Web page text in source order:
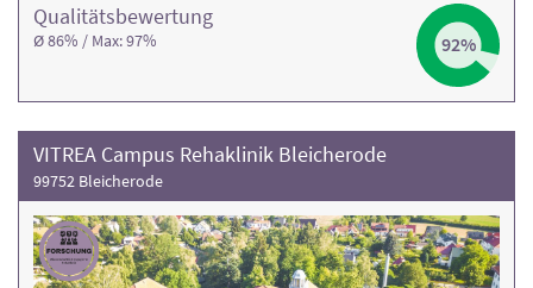
Qualitäts­bewertung
Ø 86% / Max: 97% 92%
VITREA Campus Rehaklinik Bleicherode
99752 Bleicherode